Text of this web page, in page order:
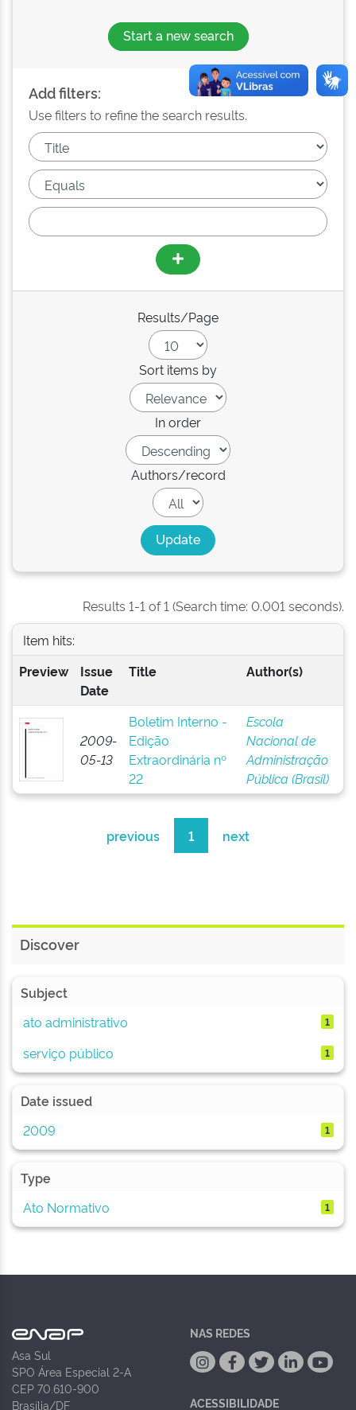
Start a new search
Add filters:
Use filters to refine the search results.
Results/Page
Sort items by
In order
Authors/record
Results 1-1 of 1 (Search time: 0.001 seconds).
Item hits:
Preview
Issue
Date
Title Author(s)
2009-
05-13
Boletim Interno -
Edição
Extraordinária nº
22
Escola
Nacional de
Administração
Pública (Brasil)
previous 1 next
Discover
Subject
ato administrativo
1
serviço público 1
Date issued
2009
1
Type
Ato Normativo
1
Asa Sul
SPO Área Especial 2-A
CEP 70.610-900
Brasília/DF
NAS REDES
ACESSIBILIDADE